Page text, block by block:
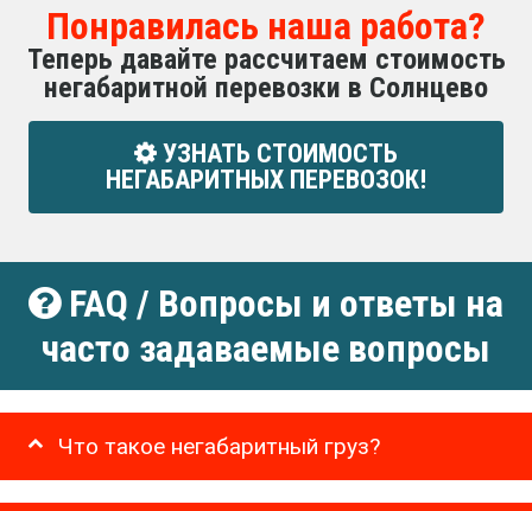
Понравилась наша работа?
Теперь давайте рассчитаем стоимость
негабаритной перевозки в Солнцево
УЗНАТЬ СТОИМОСТЬ
НЕГАБАРИТНЫХ ПЕРЕВОЗОК!
FAQ / Вопросы и ответы на
часто задаваемые вопросы
Что такое негабаритный груз?